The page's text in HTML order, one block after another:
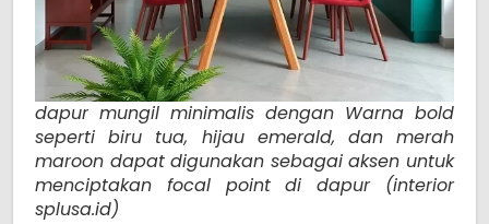
dapur mungil minimalis dengan Warna bold
seperti biru tua, hijau emerald, dan merah
maroon dapat digunakan sebagai aksen untuk
menciptakan focal point di dapur (interior
splusa.id)